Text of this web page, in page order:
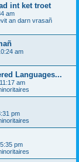
int ket troet
am
an darn vrasañ
am
Languages...
am
pm
pm